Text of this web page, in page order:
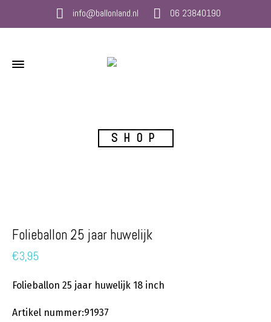
info@ballonland.nl 06 23840190
SHOP
Folieballon 25 jaar huwelijk
€3,95
Folieballon 25 jaar huwelijk 18 inch
Artikel nummer:91937